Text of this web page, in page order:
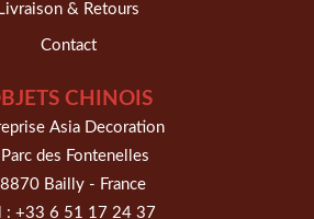
Livraison & Retours
Contact
CHINOIS
Asia Decoration
des Fontenelles
Bailly - France
: +33 6 51 17 24 37